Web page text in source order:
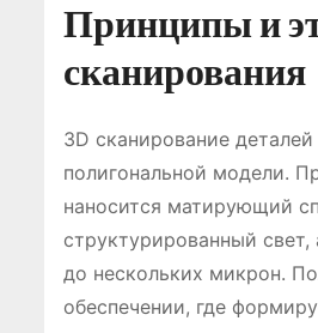
Принципы и
сканирования
3D сканирование
полигональной модели.
наносится матирующий
структурированный
до нескольких микрон.
обеспечении, где